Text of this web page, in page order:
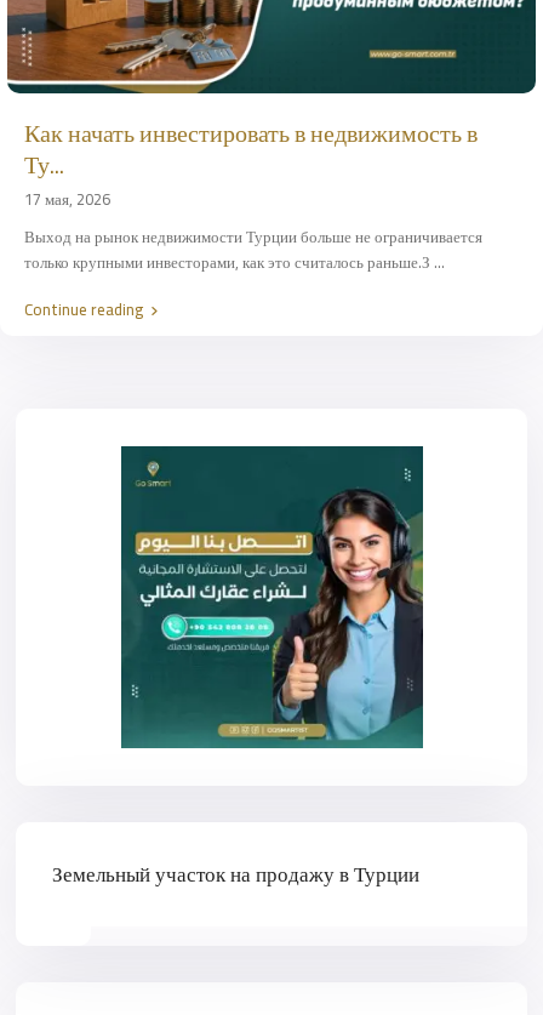
Как начать инвестировать в недвижимость в
Ту...
17 мая, 2026
Выход на рынок недвижимости Турции больше не ограничивается
только крупными инвесторами, как это считалось раньше.З ...
Continue reading
Земельный участок на продажу в Турции